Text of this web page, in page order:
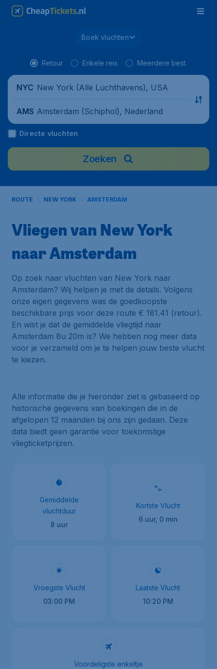
Boek vluchten
Retour Enkele reis Meerdere best.
NYC New York (Alle Luchthavens), USA
AMS Amsterdam (Schiphol), Nederland
Directe vluchten
Zoeken
ROUTE NEW YORK AMSTERDAM
Vliegen van New York
naar Amsterdam
Op zoek naar vluchten van New York naar
Amsterdam? Wij helpen je met de details. Volgens
onze eigen gegevens was de goedkoopste
beschikbare prijs voor deze route € 181.41 (retour).
En wist je dat de gemiddelde vliegtijd naar
Amsterdam 8u 20m is? We hebben nog meer data
voor je verzameld om je te helpen jouw beste vlucht
te kiezen.
Alle informatie die je hieronder ziet is gebaseerd op
historische gegevens van boekingen die in de
afgelopen 12 maanden bij ons zijn gedaan. Deze
data biedt geen garantie voor toekomstige
vliegticketprijzen.
Gemiddelde
vluchtduur
8 uur
Kortste Vlucht
6 uur, 0 min
Vroegste Vlucht
03:00 PM
Laatste Vlucht
10:20 PM
Voordeligste enkeltje